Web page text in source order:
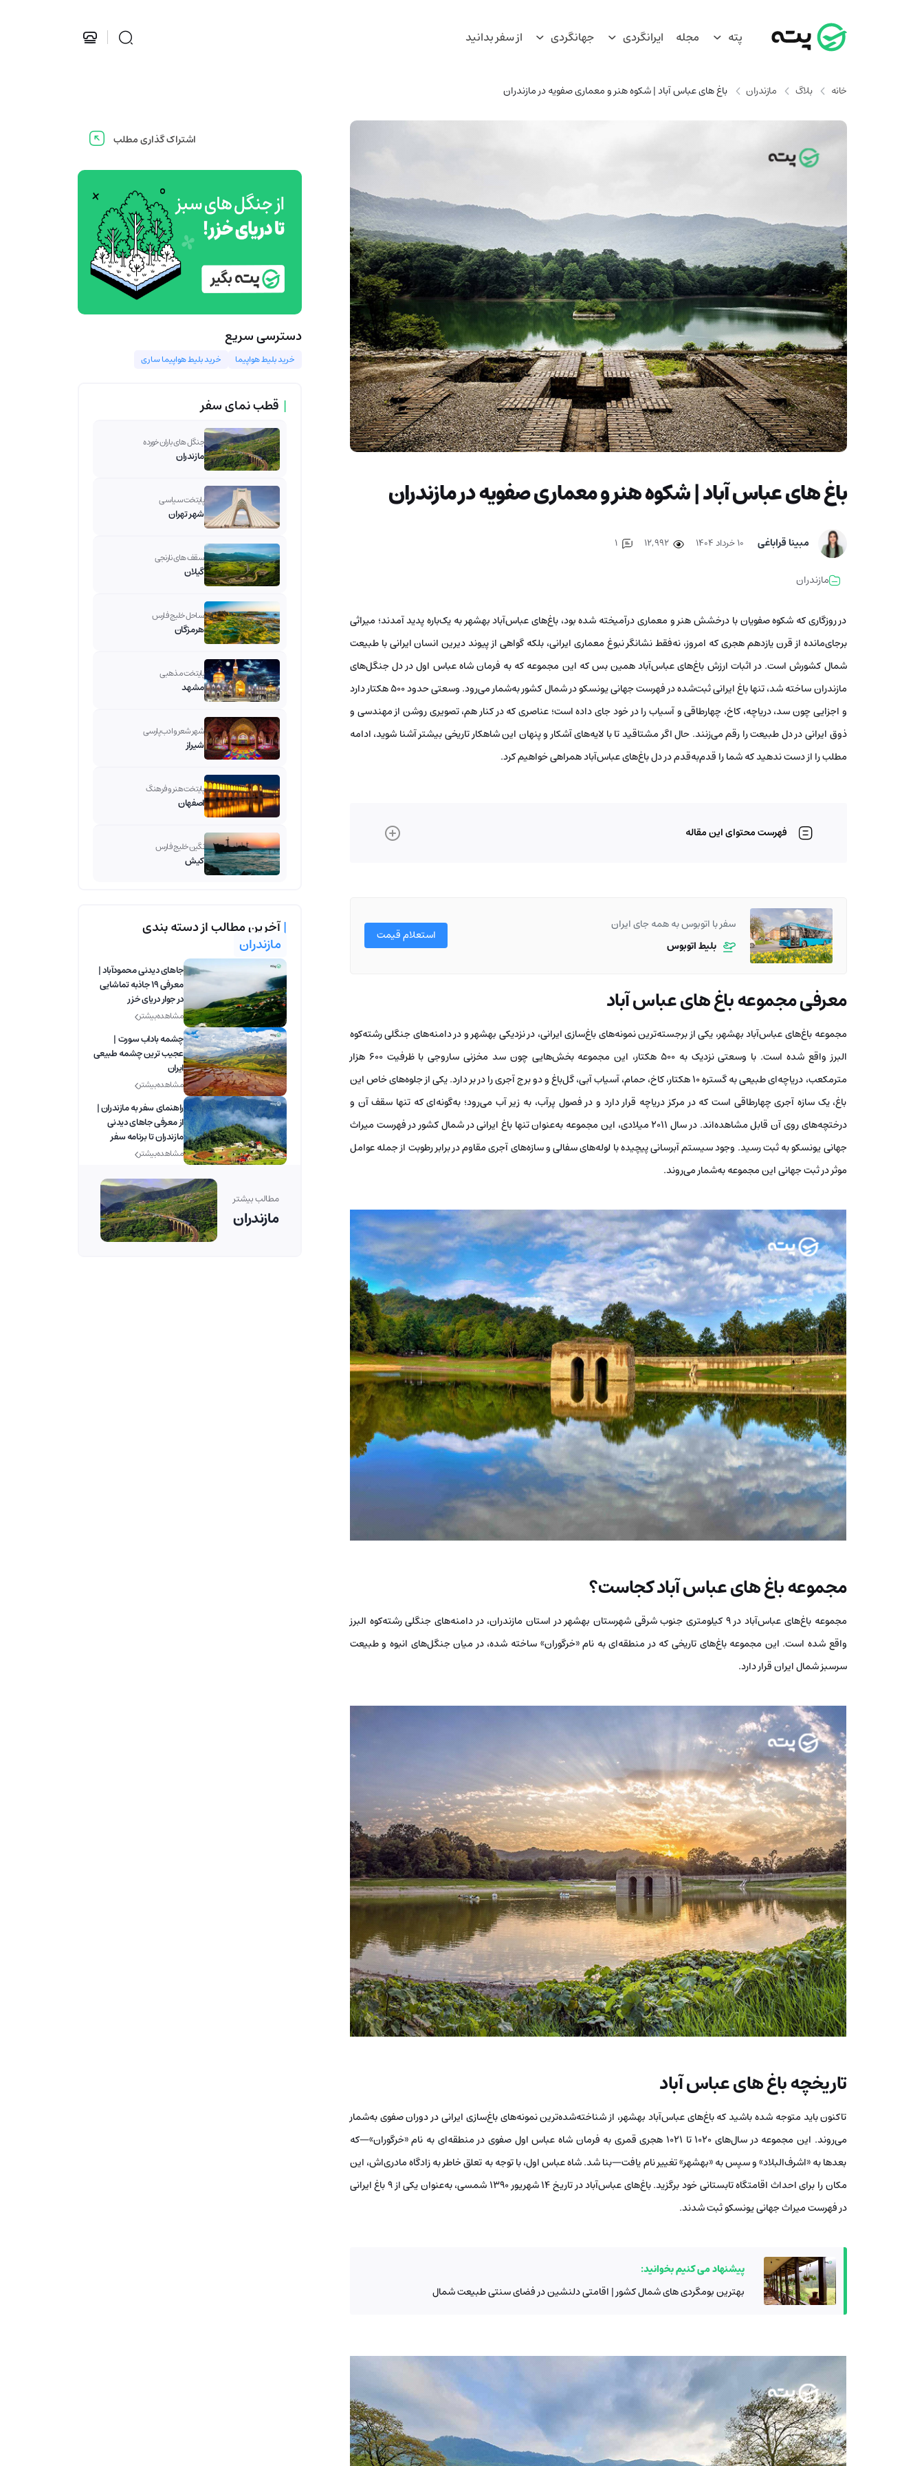
پته مجله ایرانگردی جهانگردی از سفر بدانید
خانه بلاگ مازندران باغ های عباس آباد | شکوه هنر و معماری صفویه در مازندران
باغ های عباس آباد | شکوه هنر و معماری صفویه در مازندران
مبینا قراباغی ۱۰ خرداد ۱۴۰۴ 12,992
1
مازندران
در روزگاری که شکوه صفویان با درخشش هنر و معماری درآمیخته شده بود، باغ‌های عباس‌آباد بهشهر به یک‌باره پدید آمدند؛ میراثی
برجای‌مانده از قرن یازدهم هجری که امروز، نه‌فقط نشانگر نبوغ معماری ایرانی، بلکه گواهی از پیوند دیرین انسان ایرانی با طبیعت
شمال کشورش است. در اثبات ارزش باغ‌های عباس‌آباد همین بس که این مجموعه که به فرمان شاه عباس اول در دل جنگل‌های
مازندران ساخته شد، تنها باغ ایرانی ثبت‌شده در فهرست جهانی یونسکو در شمال کشور به‌شمار می‌رود. وسعتی حدود ۵۰۰ هکتار دارد
و اجزایی چون سد، دریاچه، کاخ، چهارطاقی و آسیاب را در خود جای داده است؛ عناصری که در کنار هم، تصویری روشن از مهندسی و
ذوق ایرانی در دل طبیعت را رقم می‌زنند. حال اگر مشتاقید تا با لایه‌های آشکار و پنهان این شاهکار تاریخی بیشتر آشنا شوید، ادامه
مطلب را از دست ندهید که شما را قدم‌به‌قدم در دل باغ‌های عباس‌آباد همراهی خواهیم کرد.
فهرست محتوای این مقاله
سفر با اتوبوس به همه جای ایران
بلیط اتوبوس
استعلام قیمت
معرفی مجموعه باغ ‌های عباس آباد
مجموعه باغ‌های عباس‌آباد بهشهر، یکی از برجسته‌ترین نمونه‌های باغ‌سازی ایرانی، در نزدیکی بهشهر و در دامنه‌های جنگلی رشته‌کوه
البرز واقع شده است. با وسعتی نزدیک به ۵۰۰ هکتار، این مجموعه بخش‌هایی چون سد مخزنی ساروجی با ظرفیت ۶۰۰ هزار
مترمکعب، دریاچه‌ای طبیعی به گستره ۱۰ هکتار، کاخ، حمام، آسیاب آبی، گل‌باغ و دو برج آجری را در بر دارد. یکی از جلوه‌های خاص این
باغ، یک سازه آجری چهارطاقی است که در مرکز دریاچه قرار دارد و در فصول پرآب، به زیر آب می‌رود؛ به‌گونه‌ای که تنها سقف آن و
درختچه‌های روی آن قابل مشاهده‌اند. در سال ۲۰۱۱ میلادی، این مجموعه به‌عنوان تنها باغ ایرانی در شمال کشور در فهرست میراث
جهانی یونسکو به ثبت رسید. وجود سیستم آبرسانی پیچیده با لوله‌های سفالی و سازه‌های آجری مقاوم در برابر رطوبت از جمله عوامل
موثر در ثبت جهانی این مجموعه به‌شمار می‌روند.
مجموعه باغ های عباس آباد کجاست؟
مجموعه باغ‌های عباس‌آباد در ۹ کیلومتری جنوب شرقی شهرستان بهشهر در استان مازندران، در دامنه‌های جنگلی رشته‌کوه البرز
واقع شده است. این مجموعه باغ‌های تاریخی که در منطقه‌ای به نام «خرگوران» ساخته شده، در میان جنگل‌های انبوه و طبیعت
سرسبز شمال ایران قرار دارد.
تاریخچه باغ های عباس آباد
تاکنون باید متوجه شده باشید که باغ‌های عباس‌آباد بهشهر، از شناخته‌شده‌ترین نمونه‌های باغ‌سازی ایرانی در دوران صفوی به‌شمار
می‌روند. این مجموعه در سال‌های ۱۰۲۰ تا ۱۰۲۱ هجری قمری به فرمان شاه عباس اول صفوی در منطقه‌ای به نام «خرگوران»—که
بعدها به «اشرف‌البلاد» و سپس به «بهشهر» تغییر نام یافت—بنا شد. شاه عباس اول، با توجه به تعلق خاطر به زادگاه مادری‌اش، این
مکان را برای احداث اقامتگاه تابستانی خود برگزید. باغ‌های عباس‌آباد در تاریخ ۱۴ شهریور ۱۳۹۰ شمسی، به‌عنوان یکی از ۹ باغ ایرانی
در فهرست میراث جهانی یونسکو ثبت شدند.
پیشنهاد می کنیم بخوانید:
بهترین بومگردی های شمال کشور | اقامتی دلنشین در فضای سنتی طبیعت شمال
اشتراک گذاری مطلب
دسترسی سریع
خرید بلیط هواپیما خرید بلیط هواپیما ساری
| قطب نمای سفر
جنگل های باران خورده
مازندران
پایتخت سیاسی
شهر تهران
سقف های نارنجی
گیلان
ساحل خلیج فارس
هرمزگان
پایتخت مذهبی
مشهد
شهر شعر و ادب پارسی
شیراز
پایتخت هنر و فرهنگ
اصفهان
نگین خلیج فارس
کیش
|آخرین مطالب از دسته بندی
مازندران
جاهای دیدنی محمودآباد |
معرفی 19 جاذبه تماشایی
در جوار دریای خزر
مشاهده بیشتر
چشمه باداب سورت |
عجیب ترین چشمه طبیعی
ایران
مشاهده بیشتر
راهنمای سفر به مازندران |
از معرفی جاهای دیدنی
مازندران تا برنامه سفر
مشاهده بیشتر
مطالب بیشتر
مازندران